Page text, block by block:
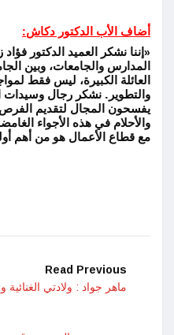
أضاف الأب الدكتور دكاش:
«إننا نشكر العميد الدكتور
المدارس والجامعات، وبين
العائلة الكبيرة، ليس فقط
والتطوير. نشكر رجال وسيدات
يفسحون المجال لتقديم الفرص
والأحلام في هذه الأجواء
مع قطاع الأعمال هو من أهم
Read Previous
ماهر جواد : ولادتي